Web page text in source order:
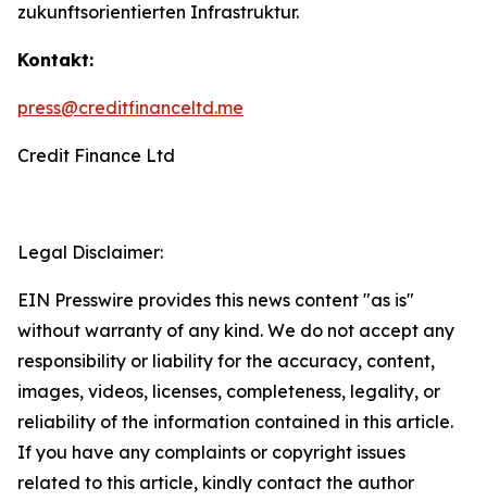
zukunftsorientierten Infrastruktur.
Kontakt:
press@creditfinanceltd.me
Credit Finance Ltd
Legal Disclaimer:
EIN Presswire provides this news content "as is"
without warranty of any kind. We do not accept any
responsibility or liability for the accuracy, content,
images, videos, licenses, completeness, legality, or
reliability of the information contained in this article.
If you have any complaints or copyright issues
related to this article, kindly contact the author